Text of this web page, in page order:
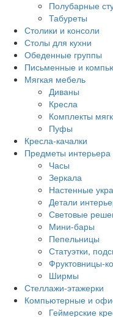
Полубарные
Табуреты
Столики и консоли
Столы для кухни
Обеденные группы
Письменные и
Мягкая мебель
Диваны
Кресла
Комплекты
Пуфы
Кресла-качалки
Предметы интерьера
Часы
Зеркала
Настенные
Детали
Световые
Мини-бары
Пепельницы
Статуэтки,
Фруктовницы-
Ширмы
Стеллажи-этажерки
Компьютерные и
Геймерские